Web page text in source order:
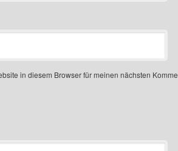
in diesem Browser für meinen nächsten